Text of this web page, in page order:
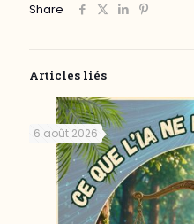
Share
Articles liés
6 août 2026